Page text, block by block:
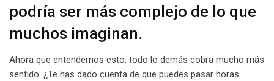
podría ser más complejo de lo que
muchos imaginan.
Ahora que entendemos esto, todo lo demás cobra mucho más
sentido. ¿Te has dado cuenta de que puedes pasar horas…